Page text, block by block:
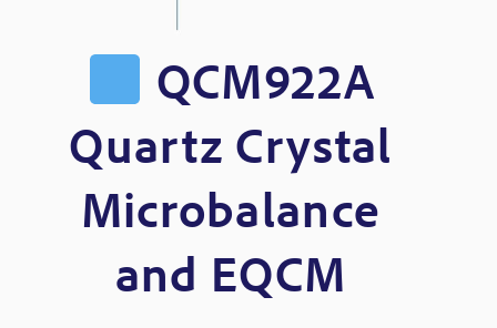
QCM922A
Quartz Crystal
Microbalance
and EQCM